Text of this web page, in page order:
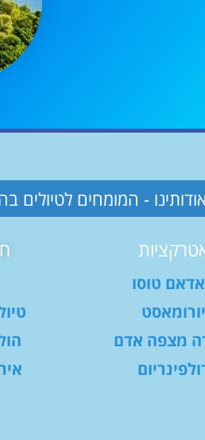
- המומחים לטיולים
טוסו
יורומאסט
מצפה אדם